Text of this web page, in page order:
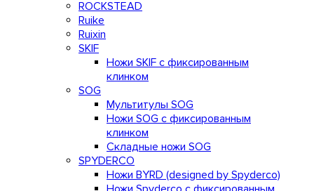
ROCKSTEAD
Ruike
Ruixin
SKIF
Ножи SKIF с фиксированным
клинком
SOG
Мультитулы SOG
Ножи SOG с фиксированным
клинком
Складные ножи SOG
SPYDERCO
Ножи BYRD (designed by Spyderco)